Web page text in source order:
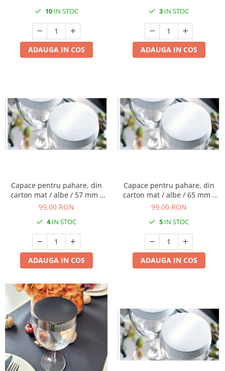
10IN STOC
ADAUGA IN COS
3 IN STOC
ADAUGA IN COS
Capace pentru pahare, din
carton mat / albe / 57 mm /
200 buc
99,00 RON
4IN STOC
ADAUGA IN COS
Capace pentru pahare, din
carton mat / albe / 65 mm /
200 buc
99,00 RON
5 IN STOC
ADAUGA IN COS